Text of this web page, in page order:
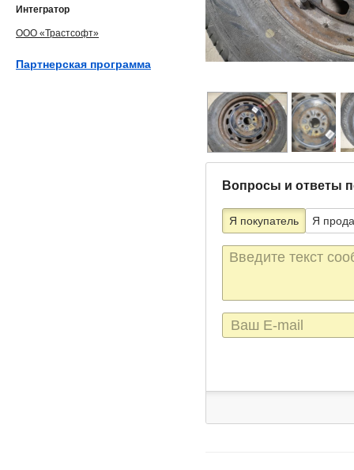
Вопросы и ответы
Я покупатель Я
Текст
сообщения
E-
mail
Интегратор
ООО «Трастсофт»
Партнерская программа